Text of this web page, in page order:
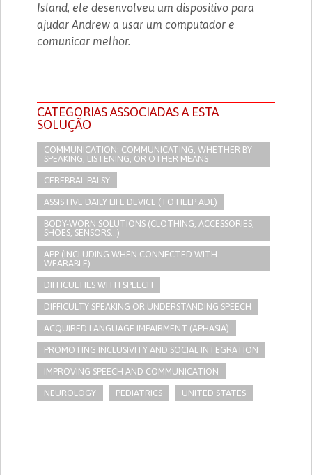
Island, ele desenvolveu um dispositivo para
ajudar Andrew a usar um computador e
comunicar melhor.
CATEGORIAS ASSOCIADAS A ESTA
SOLUÇÃO
COMMUNICATION: COMMUNICATING, WHETHER BY
SPEAKING, LISTENING, OR OTHER MEANS
CEREBRAL PALSY
ASSISTIVE DAILY LIFE DEVICE (TO HELP ADL)
BODY-WORN SOLUTIONS (CLOTHING, ACCESSORIES,
SHOES, SENSORS...)
APP (INCLUDING WHEN CONNECTED WITH
WEARABLE)
DIFFICULTIES WITH SPEECH
DIFFICULTY SPEAKING OR UNDERSTANDING SPEECH
ACQUIRED LANGUAGE IMPAIRMENT (APHASIA)
PROMOTING INCLUSIVITY AND SOCIAL INTEGRATION
IMPROVING SPEECH AND COMMUNICATION
NEUROLOGY PEDIATRICS UNITED STATES